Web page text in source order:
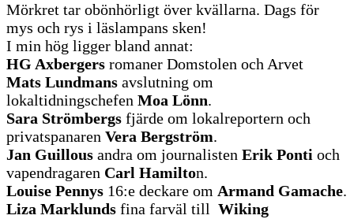
Mörkret tar obönhörligt över kvällarna. Dags för
mys och rys i läslampans sken!
I min hög ligger bland annat:
HG Axbergers romaner Domstolen och Arvet
Mats Lundmans avslutning om
lokaltidningschefen Moa Lönn.
Sara Strömbergs fjärde om lokalreportern och
privatspanaren Vera Bergström.
Jan Guillous andra om journalisten Erik Ponti och
vapendragaren Carl Hamilton.
Louise Pennys 16:e deckare om Armand Gamache.
Liza Marklunds fina farväl till Wiking